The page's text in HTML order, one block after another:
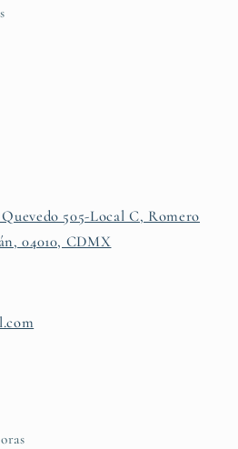
505-Local C, Romero
04010, CDMX